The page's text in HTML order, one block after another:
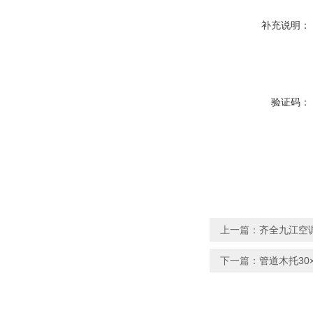
补充说明：
验证码：
上一篇： 齐全九江空
下一篇： 管道木托